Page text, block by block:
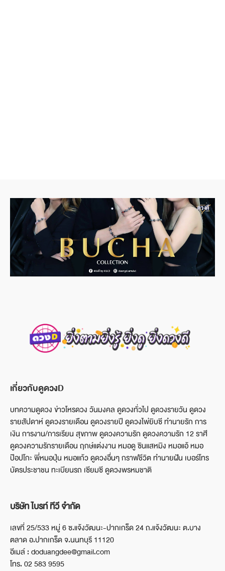
เกี่ยวกับดูดวงD
บทความดูดวง ข่าวโหรดวง วันมงคล ดูดวงทั่วไป ดูดวงรายวัน ดูดวง
รายสัปดาห์ ดูดวงรายเดือน ดูดวงรายปี ดูดวงไพ่ยิบซี ทำนายรัก การ
เงิน การงาน/การเรียน สุขภาพ ดูดวงความรัก ดูดวงความรัก 12 ราศี
ดูดวงความรักรายเดือน ฤกษ์แต่งงาน หมอดู ซินแสหมิง หมอแอ้ หมอ
ป๊อปโกะ พี่หมอปุ่น หมอแก้ว ดูดวงอื่นๆ กราฟชีวิต ทำนายฝัน เบอร์โทร
บัตรประชาชน ทะเบียนรถ เซียมซี ดูดวงพรหมชาติ
บริษัท ไบรท์ ทีวี จำกัด
เลขที่ 25/533 หมู่ 6 ซ.แจ้งวัฒนะ-ปากเกร็ด 24 ถ.แจ้งวัฒนะ ต.บาง
ตลาด อ.ปากเกร็ด จ.นนทบุรี 11120
อีเมล์ : doduangdee@gmail.com
โทร. 02 583 9595